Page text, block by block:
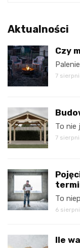
Aktualności
Czy
7
To nie
7
To
6
Ile